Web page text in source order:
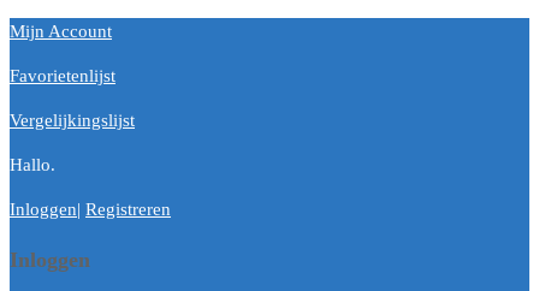
Mijn Account
Favorietenlijst
Vergelijkingslijst
Hallo.
Inloggen| Registreren
Inloggen